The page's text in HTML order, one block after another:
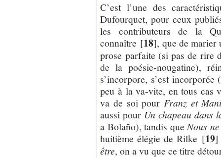
C’est l’une des
Dufourquet, pour ceux
les contributeurs de la
connaître [18], que de marier
prose parfaite (si pas de rire
de la poésie-nougatine),
s’incorpore, s’est
peu à la va-vite, en tous cas
va de soi pour Franz et
aussi pour Un chapeau dans
a Bolaño), tandis que Nous
huitième élégie de Rilke [19]
être, on a vu que ce titre